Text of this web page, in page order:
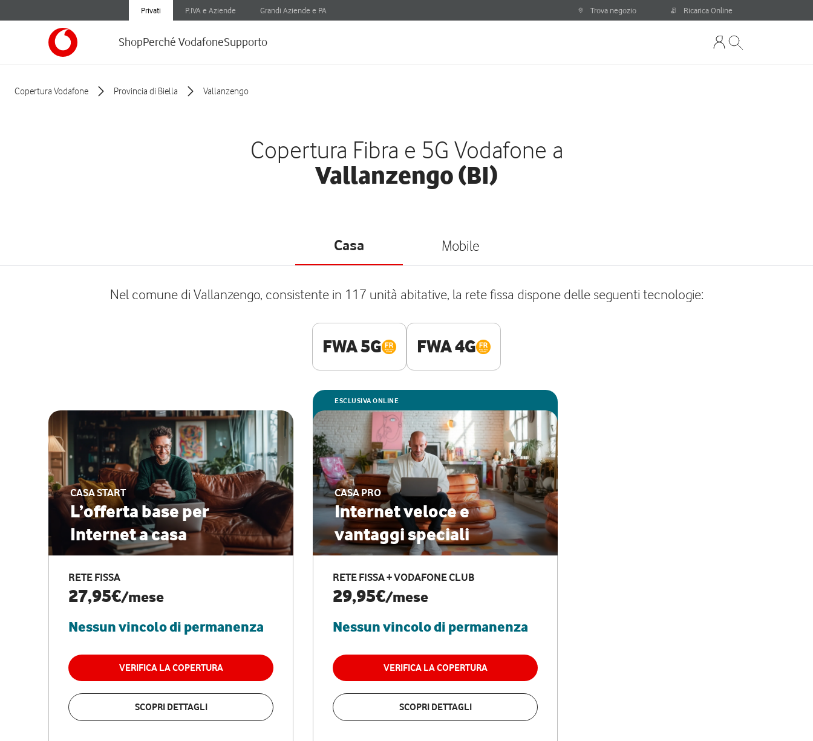
Privati P.IVA e Aziende Grandi Aziende e PA Trova negozio Ricarica Online
ShopPerché VodafoneSupporto
Copertura Vodafone Provincia di Biella Vallanzengo
Copertura Fibra e 5G Vodafone a
Vallanzengo (BI)
Casa Mobile
Nel comune di Vallanzengo, consistente in 117 unità abitative, la rete fissa dispone delle seguenti tecnologie:
FWA 5G FWA 4G
CASA START
L’offerta base per
Internet a casa
RETE FISSA
27,95€/mese
Nessun vincolo di permanenza
VERIFICA LA COPERTURA
SCOPRI DETTAGLI
ESCLUSIVA ONLINE
CASA PRO
Internet veloce e
vantaggi speciali
RETE FISSA + VODAFONE CLUB
29,95€/mese
Nessun vincolo di permanenza
VERIFICA LA COPERTURA
SCOPRI DETTAGLI